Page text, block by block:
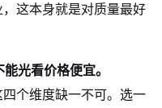
这本身就是对质量最好
光看价格便宜。
个维度缺一不可。选一